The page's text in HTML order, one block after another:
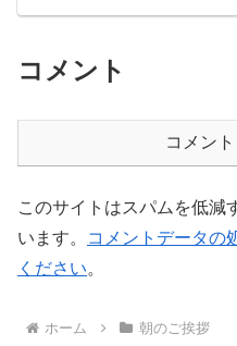
コメント
コメン
このサイトはスパムを低減
います。
コメントデータの
ください。
ホーム 朝のご挨拶